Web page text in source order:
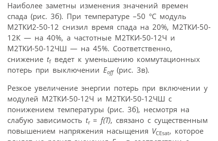
Наиболее заметны изменения значений времен
спада (рис. 3б). При температуре –50 °C модуль
М2ТКИ2-50-12 снизил время спада на 20%, М2ТКИ-50-
12К — на 40%, а частотные М2ТКИ-50-12Ч и
М2ТКИ-50-12ЧШ — на 45%. Соответственно,
снижение tf ведет к уменьшению коммутационных
потерь при выключении Eoff(рис. 3в).
Резкое увеличение энергии потерь при включении у
модулей М2ТКИ-50-12Ч и М2ТКИ-50-12ЧШ с
понижением температуры (рис. 3б), несмотря на
слабую зависимость tr = f(T), связано с существенным
повышением напряжения насыщения VCEsat, которое